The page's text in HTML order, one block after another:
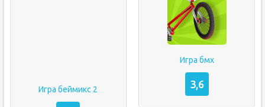
Игра беймикс 2
Игра бмх
3,6